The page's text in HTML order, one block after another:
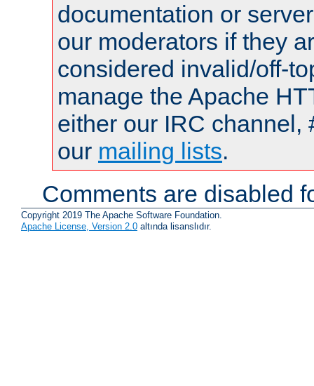
documentation or
our moderators if they
considered invalid/off-
manage the Apache
either our IRC channel,
our mailing lists.
Comments are disabled
Copyright 2019 The Apache Software Foundation.
Apache License, Version 2.0 altında lisanslıdır.